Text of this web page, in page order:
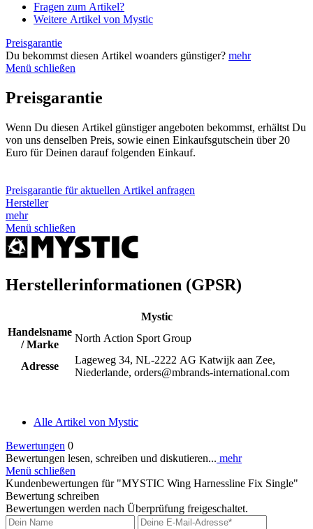
Fragen zum Artikel?
Weitere Artikel von Mystic
Preisgarantie
Du bekommst diesen Artikel woanders günstiger? mehr
Menü schließen
Preisgarantie
Wenn Du diesen Artikel günstiger angeboten bekommst, erhältst Du
von uns denselben Preis, sowie einen Einkaufsgutschein über 20
Euro für Deinen darauf folgenden Einkauf.
Preisgarantie für aktuellen Artikel anfragen
Hersteller
mehr
Menü schließen
Herstellerinformationen (GPSR)
Mystic
Handelsname
/ Marke
North Action Sport Group
Adresse
Lageweg 34, NL-2222 AG Katwijk aan Zee,
Niederlande, orders@mbrands-international.com
Alle Artikel von Mystic
Bewertungen 0
Bewertungen lesen, schreiben und diskutieren... mehr
Menü schließen
Kundenbewertungen für "MYSTIC Wing Harnessline Fix Single"
Bewertung schreiben
Bewertungen werden nach Überprüfung freigeschaltet.